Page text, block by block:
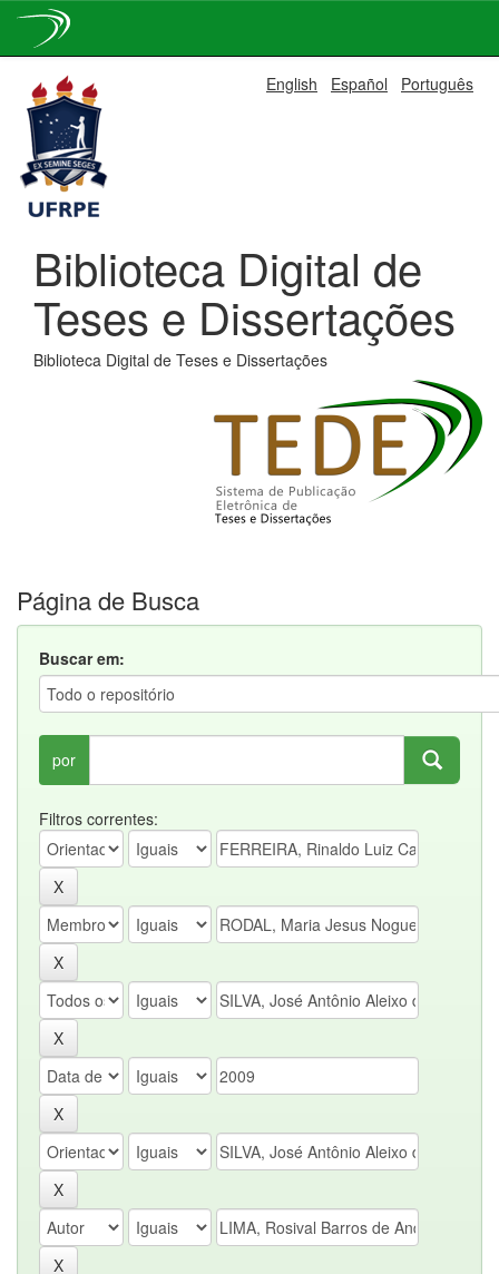
navigation
English Español Português
Biblioteca Digital de
Teses e Dissertações
Biblioteca Digital de Teses e Dissertações
Página de Busca
Buscar em:
por
Filtros correntes: